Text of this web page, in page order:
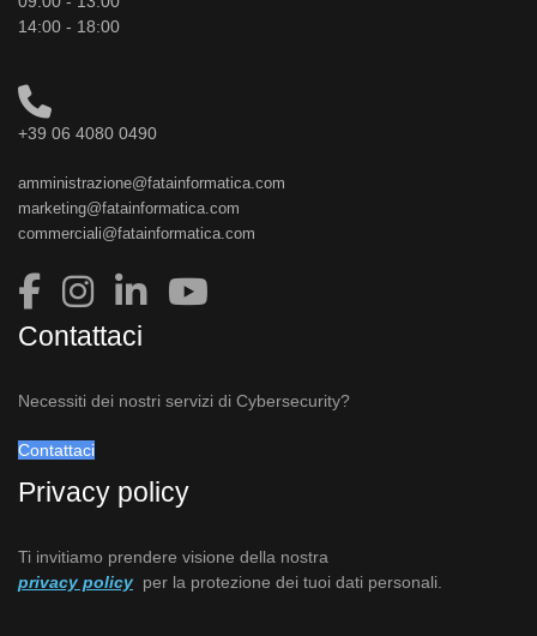
14:00 - 18:00
+39 06 4080 0490
amministrazione@fatainformatica.com
marketing@fatainformatica.com
commerciali@fatainformatica.com
Contattaci
Necessiti dei nostri servizi di Cybersecurity?
Contattaci
Privacy policy
Ti invitiamo prendere visione della nostra
privacy policy per la protezione dei tuoi dati personali.